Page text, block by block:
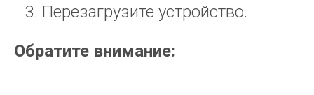
Перезагрузите устройство.
Обратите внимание:
Вендоры
НАВИГАЦИЯ